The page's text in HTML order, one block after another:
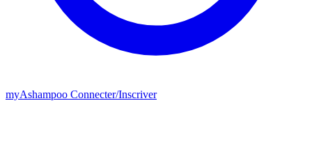
myAshampoo Connecter/Inscriver